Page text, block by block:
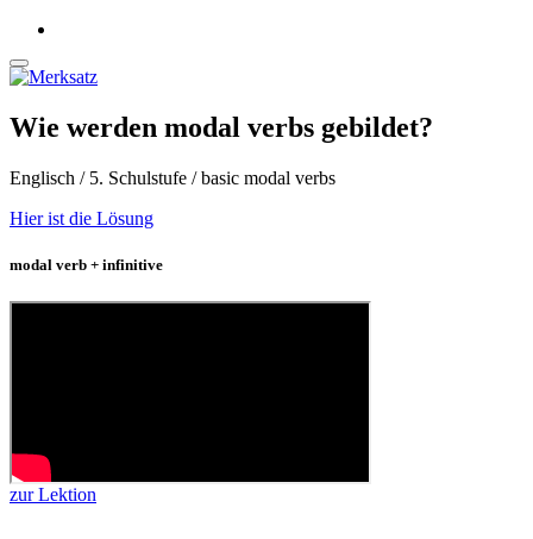
Wie werden modal verbs gebildet?
Englisch / 5. Schulstufe / basic modal verbs
Hier ist die Lösung
modal verb + infinitive
zur Lektion